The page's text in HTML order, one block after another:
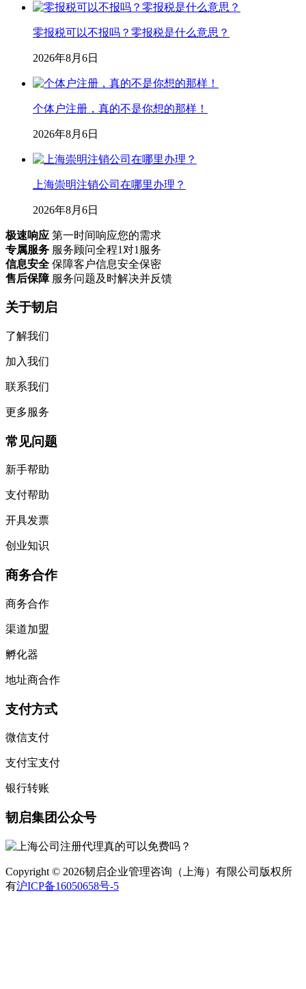
零报税可以不报吗？零报税是什么意思？
2026年8月6日
个体户注册，真的不是你想的那样！
2026年8月6日
上海崇明注销公司在哪里办理？
2026年8月6日
极速响应 第一时间响应您的需求
专属服务 服务顾问全程1对1服务
信息安全 保障客户信息安全保密
售后保障 服务问题及时解决并反馈
关于韧启
了解我们
加入我们
联系我们
更多服务
常见问题
新手帮助
支付帮助
开具发票
创业知识
商务合作
商务合作
渠道加盟
孵化器
地址商合作
支付方式
微信支付
支付宝支付
银行转账
韧启集团公众号
Copyright © 2026韧启企业管理咨询（上海）有限公司版权所
有沪ICP备16050658号-5